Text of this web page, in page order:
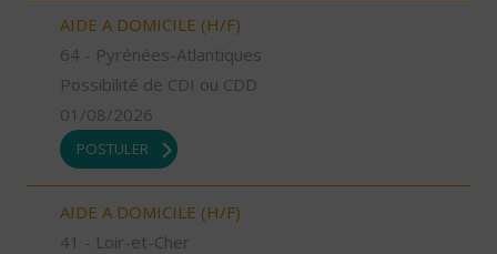
AIDE A DOMICILE (H/F)
64 - Pyrénées-Atlantiques
Possibilité de CDI ou CDD
01/08/2026
POSTULER
AIDE A DOMICILE (H/F)
41 - Loir-et-Cher